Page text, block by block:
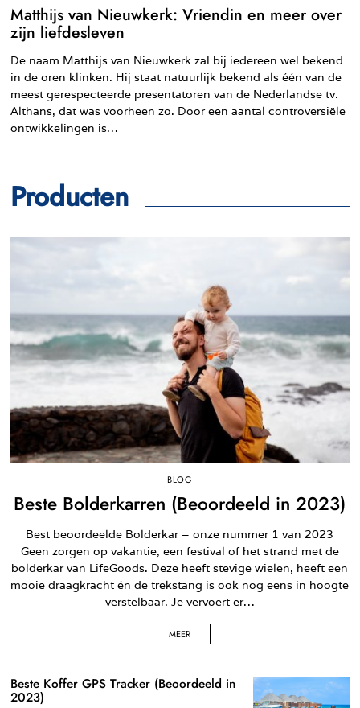
Matthijs van Nieuwkerk: Vriendin en meer over
zijn liefdesleven
De naam Matthijs van Nieuwkerk zal bij iedereen wel bekend
in de oren klinken. Hij staat natuurlijk bekend als één van de
meest gerespecteerde presentatoren van de Nederlandse tv.
Althans, dat was voorheen zo. Door een aantal controversiële
ontwikkelingen is…
Producten
BLOG
Beste Bolderkarren (Beoordeeld in 2023)
Best beoordeelde Bolderkar – onze nummer 1 van 2023
Geen zorgen op vakantie, een festival of het strand met de
bolderkar van LifeGoods. Deze heeft stevige wielen, heeft een
mooie draagkracht én de trekstang is ook nog eens in hoogte
verstelbaar. Je vervoert er…
MEER
Beste Koffer GPS Tracker (Beoordeeld in
2023)